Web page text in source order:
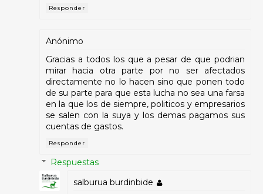
Responder
Anónimo
Gracias a todos los que a pesar de que podrian
mirar hacia otra parte por no ser afectados
directamente no lo hacen sino que ponen todo
de su parte para que esta lucha no sea una farsa
en la que los de siempre, politicos y empresarios
se salen con la suya y los demas pagamos sus
cuentas de gastos.
Responder
Respuestas
salburua burdinbide